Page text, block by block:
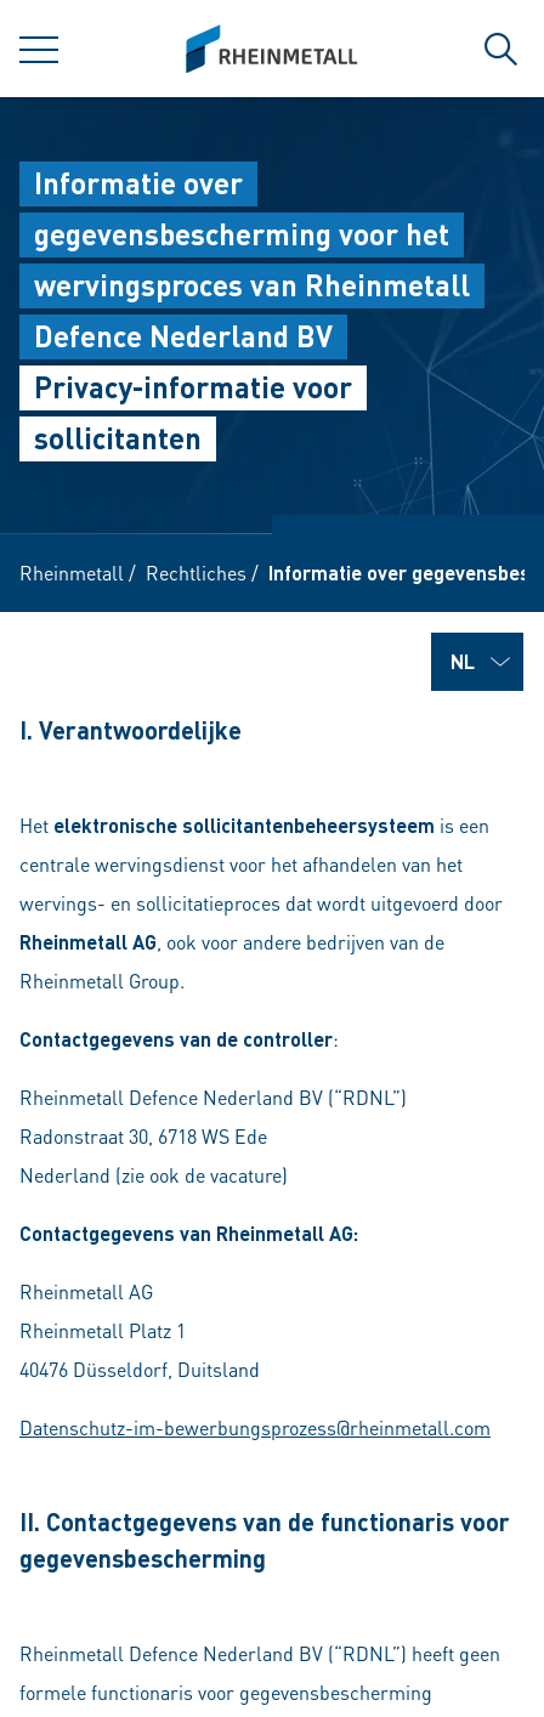
MENU
siteLogo
Zoek
Informatie over
gegevensbescherming voor het
wervingsproces van Rheinmetall
Defence Nederland BV
Privacy-informatie voor
sollicitanten
Rheinmetall / Rechtliches / Informatie over
I. Verantwoordelijke
Het elektronische sollicitantenbeheersysteem is een
centrale wervingsdienst voor het afhandelen van het
wervings- en sollicitatieproces dat wordt uitgevoerd door
Rheinmetall AG , ook voor andere bedrijven van de
Rheinmetall Group.
Contactgegevens van de controller:
Rheinmetall Defence Nederland BV (“RDNL”)
Radonstraat 30, 6718 WS Ede
Nederland (zie ook de vacature)
Contactgegevens van Rheinmetall AG:
Rheinmetall AG
Rheinmetall Platz 1
40476 Düsseldorf, Duitsland
Datenschutz-im-bewerbungsprozess@rheinmetall.com
II. Contactgegevens van de functionaris voor
gegevensbescherming
Rheinmetall Defence Nederland BV (“RDNL”) heeft geen
formele functionaris voor gegevensbescherming